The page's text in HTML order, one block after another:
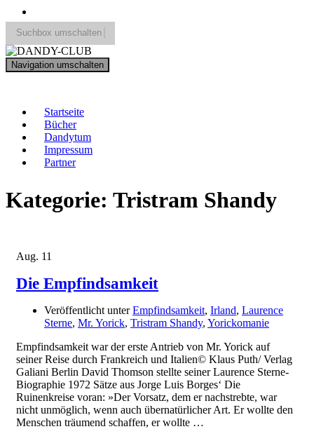
Suchbox umschalten
Search
for:
Navigation umschalten
Startseite
Bücher
Dandytum
Impressum
Partner
Kategorie: Tristram Shandy
Aug. 11
Die Empfindsamkeit
Veröffentlicht unterEmpfindsamkeit, Irland, Laurence
Sterne, Mr. Yorick, Tristram Shandy, Yorickomanie
Empfindsamkeit war der erste Antrieb von Mr. Yorick auf
seiner Reise durch Frankreich und Italien© Klaus Puth/ Verlag
Galiani Berlin David Thomson stellte seiner Laurence Sterne-
Biographie 1972 Sätze aus Jorge Luis Borges‘ Die
Ruinenkreise voran: »Der Vorsatz, dem er nachstrebte, war
nicht unmöglich, wenn auch übernatürlicher Art. Er wollte den
Menschen träumend schaffen, er wollte …